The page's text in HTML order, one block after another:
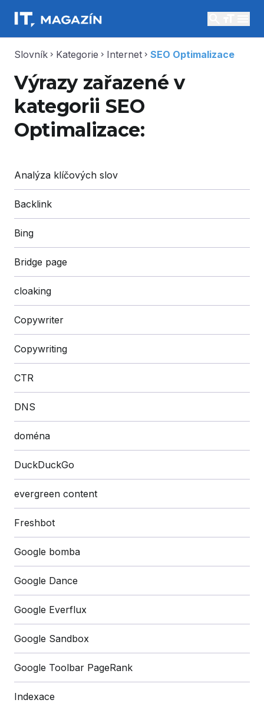
Slovník chevron_right Kategorie chevron_right Internet chevron_right SEO Optimalizace
Výrazy zařazené v
kategorii SEO
Optimalizace:
Analýza klíčových slov
Backlink
Bing
Bridge page
cloaking
Copywriter
Copywriting
CTR
DNS
doména
DuckDuckGo
evergreen content
Freshbot
Google bomba
Google Dance
Google Everflux
Google Sandbox
Google Toolbar PageRank
Indexace